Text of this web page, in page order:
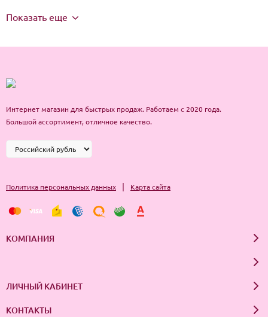
Показать еще
Интернет магазин для быстрых продаж. Работаем с 2020 года.
Большой ассортимент, отличное качество.
Политика персональных данных | Карта сайта
КОМПАНИЯ
ЛИЧНЫЙ КАБИНЕТ
КОНТАКТЫ